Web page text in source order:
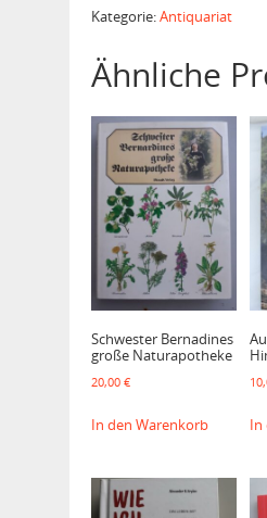
Kategorie:Antiquariat
Ähnliche
Schwester Bernadines
große Naturapotheke
20,00 €
In den Warenkorb In